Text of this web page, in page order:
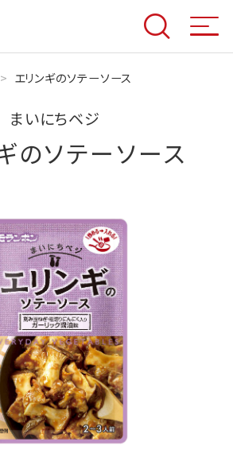
エリンギのソテーソース
まいにちベジ
のソテーソース